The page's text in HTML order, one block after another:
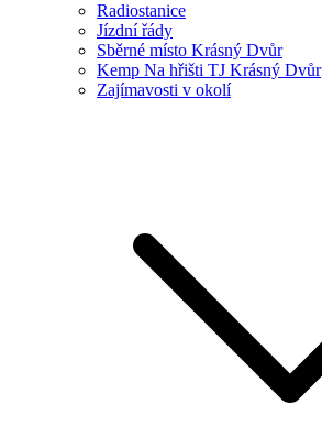
Radiostanice
Jízdní řády
Sběrné místo Krásný Dvůr
Kemp Na hřišti TJ Krásný Dvůr
Zajímavosti v okolí